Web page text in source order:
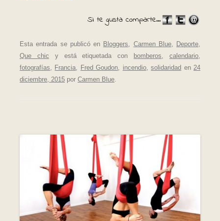
Si te gusta comparte...
Esta entrada se publicó en Bloggers, Carmen Blue, Deporte,
Que chic y está etiquetada con bomberos,calendario,
fotografías, Francia, Fred Goudon, incendio,solidaridad en24
diciembre, 2015 por Carmen Blue.